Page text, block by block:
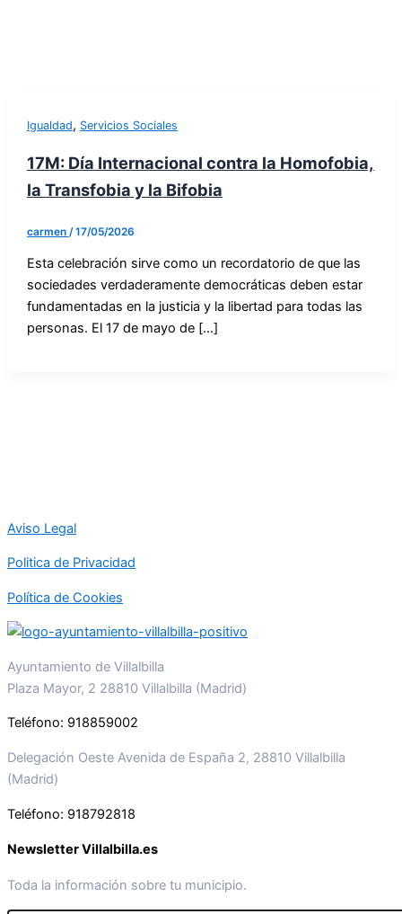
Igualdad, Servicios Sociales
17M: Día Internacional contra la Homofobia,
la Transfobia y la Bifobia
carmen /17/05/2026
Esta celebración sirve como un recordatorio de que las
sociedades verdaderamente democráticas deben estar
fundamentadas en la justicia y la libertad para todas las
personas. El 17 de mayo de […]
Aviso Legal
Politica de Privacidad
Política de Cookies
Ayuntamiento de Villalbilla
Plaza Mayor, 2 28810 Villalbilla (Madrid)
Teléfono: 918859002
Delegación Oeste Avenida de España 2, 28810 Villalbilla
(Madrid)
Teléfono: 918792818
Newsletter Villalbilla.es
Toda la información sobre tu municipio.